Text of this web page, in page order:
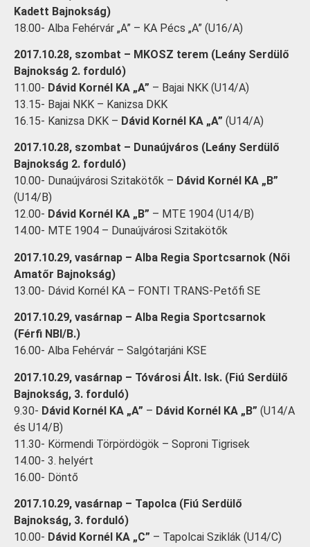
Kadett Bajnokság)
18.00- Alba Fehérvár „A” – KA Pécs „A” (U16/A)
2017.10.28, szombat – MKOSZ terem (Leány Serdülő
Bajnokság 2. forduló)
11.00- Dávid Kornél KA „A” – Bajai NKK (U14/A)
13.15- Bajai NKK – Kanizsa DKK
16.15- Kanizsa DKK – Dávid Kornél KA „A” (U14/A)
2017.10.28, szombat – Dunaújváros (Leány Serdülő
Bajnokság 2. forduló)
10.00- Dunaújvárosi Szitakötők – Dávid Kornél KA „B”
(U14/B)
12.00- Dávid Kornél KA „B” – MTE 1904 (U14/B)
14.00- MTE 1904 – Dunaújvárosi Szitakötők
2017.10.29, vasárnap – Alba Regia Sportcsarnok (Női
Amatőr Bajnokság)
13.00- Dávid Kornél KA – FONTI TRANS-Petőfi SE
2017.10.29, vasárnap – Alba Regia Sportcsarnok
(Férfi NBI/B.)
16.00- Alba Fehérvár – Salgótarjáni KSE
2017.10.29, vasárnap – Tóvárosi Ált. Isk. (Fiú Serdülő
Bajnokság, 3. forduló)
9.30- Dávid Kornél KA „A” – Dávid Kornél KA „B” (U14/A
és U14/B)
11.30- Körmendi Törpördögök – Soproni Tigrisek
14.00- 3. helyért
16.00- Döntő
2017.10.29, vasárnap – Tapolca (Fiú Serdülő
Bajnokság, 3. forduló)
10.00- Dávid Kornél KA „C” – Tapolcai Sziklák (U14/C)